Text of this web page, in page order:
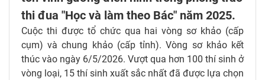
thi đua "Học và làm theo Bác" năm 2025.
Cuộc thi được tổ chức qua hai vòng sơ khảo (cấp
cụm) và chung khảo (cấp tỉnh). Vòng sơ khảo kết
thúc vào ngày 6/5/2026. Vượt qua hơn 100 thí sinh ở
vòng loại, 15 thí sinh xuất sắc nhất đã được lựa chọn